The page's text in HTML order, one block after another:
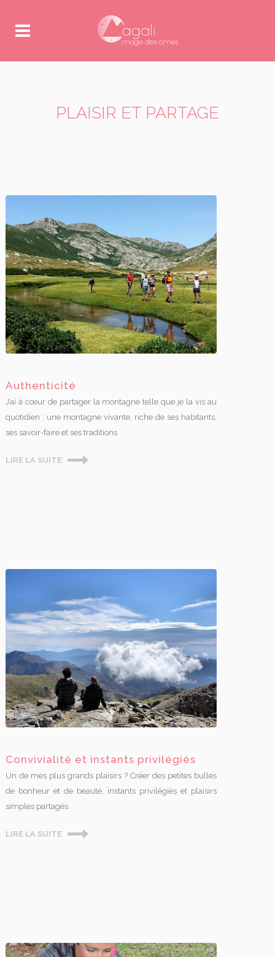
PLAISIR ET PARTAGE
Authenticité
J’ai à cœur de partager la montagne telle que je la vis au
quotidien : une montagne vivante, riche de ses habitants,
ses savoir-faire et ses traditions
LIRE LA SUITE
Convivialité et instants privilégiés
Un de mes plus grands plaisirs ? Créer des petites bulles
de bonheur et de beauté, instants privilégiés et plaisirs
simples partagés.
LIRE LA SUITE